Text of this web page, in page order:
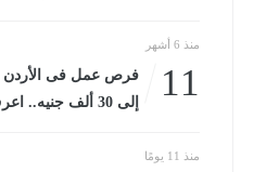
منذ 6 أشهر
11
فرص عمل فى الأردن
إلى 30 ألف جنيه.. اعرف التفاصيل
منذ 11 يومًا